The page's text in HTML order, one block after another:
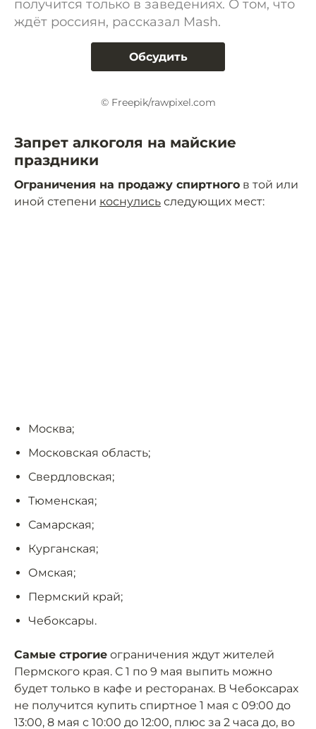
получится только в заведениях. О том, что
ждёт россиян, рассказал Mash.
Обсудить
© Freepik/rawpixel.com
Запрет алкоголя на майские
праздники
Ограничения на продажу спиртного в той или
иной степени коснулись следующих мест:
Москва;
Московская область;
Свердловская;
Тюменская;
Самарская;
Курганская;
Омская;
Пермский край;
Чебоксары.
Самые строгие ограничения ждут жителей
Пермского края. С 1 по 9 мая выпить можно
будет только в кафе и ресторанах. В Чебоксарах
не получится купить спиртное 1 мая с 09:00 до
13:00, 8 мая с 10:00 до 12:00, плюс за 2 часа до, во